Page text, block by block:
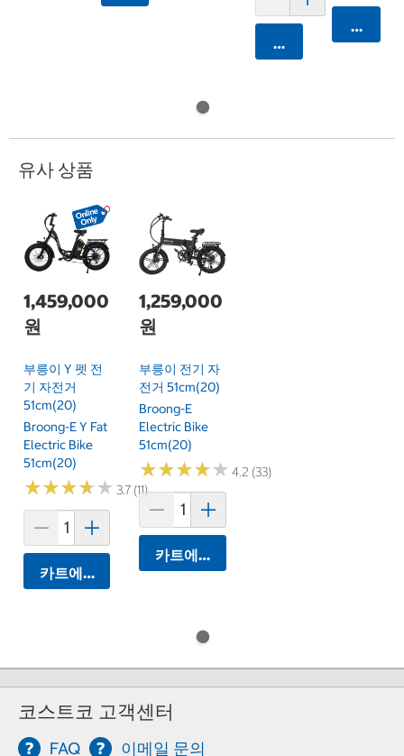
카트에 담기
카트에
유사 상품
1,459,000
원
부릉이 Y 펫 전
기 자전거
51cm(20)
Broong-E Y Fat
Electric Bike
51cm(20)
★★★★★
★★★★★ 3.7 (11)
카트에 담기
1,259,000
원
부릉이 전기 자
전거 51cm(20)
Broong-E
Electric Bike
51cm(20)
★★★★★
★★★★★ 4.2 (33)
카트에 담기
코스트코 고객센터
FAQ 이메일 문의